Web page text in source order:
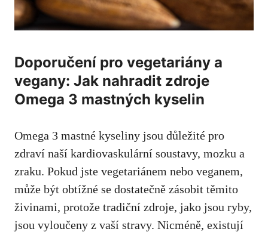
Doporučení pro vegetariány a
vegany: Jak nahradit zdroje
Omega 3 mastných kyselin
Omega 3 mastné kyseliny jsou důležité pro
zdraví naší kardiovaskulární soustavy, mozku a
zraku. Pokud jste vegetariánem nebo veganem,
může být obtížné se dostatečně zásobit těmito
živinami, protože tradiční zdroje, jako jsou ryby,
jsou vyloučeny z vaší stravy. Nicméně, existují